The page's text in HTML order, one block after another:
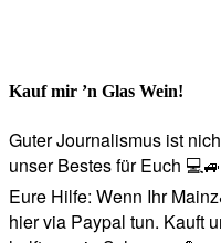
Kauf mir ’n Glas Wein!
Guter Journalismus ist
unser Bestes für Euch
Eure Hilfe: Wenn Ihr
hier via Paypal tun. Kauft